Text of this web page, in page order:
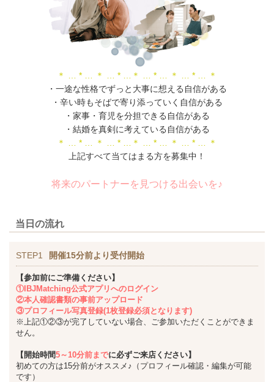
＊ … * … ＊ … * …＊ … * … ＊ … * … ＊
・一途な性格でずっと大事に想える自信がある
・辛い時もそばで寄り添っていく自信がある
・家事・育児を分担できる自信がある
・結婚を真剣に考えている自信がある
＊ … * … ＊ … * …＊ … * … ＊ … * … ＊
上記すべて当てはまる方を募集中！
将来のパートナーを見つける出会いを♪
当日の流れ
STEP1 開催15分前より受付開始
【参加前にご準備ください】
①IBJMatching公式アプリへのログイン
②本人確認書類の事前アップロード
③プロフィール写真登録(1枚登録必須となります)
※上記①②③が完了していない場合、ご参加いただくことができま
せん。
【開始時間5～10分前までに必ずご来店ください】
初めての方は15分前がオススメ♪（プロフィール確認・編集が可能
です）